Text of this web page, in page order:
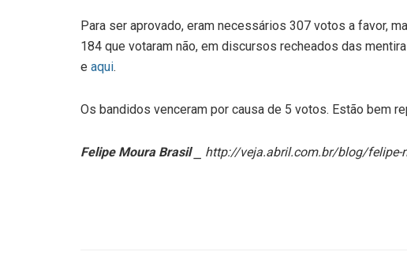
Para ser aprovado, eram necessários 307 votos a favor,
184 que votaram não, em discursos recheados das
e aqui.
Os bandidos venceram por causa de 5 votos. Estão bem
Felipe Moura Brasil⎯ http://veja.abril.com.br/blog/felipe-